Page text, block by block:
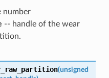
-- handle of the wear
(unsigned